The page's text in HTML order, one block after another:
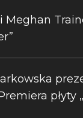
płyty